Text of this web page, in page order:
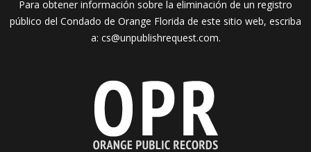
Para obtener información sobre la eliminación de un registro
público del Condado de Orange Florida de este sitio web, escriba
a: cs@unpublishrequest.com.